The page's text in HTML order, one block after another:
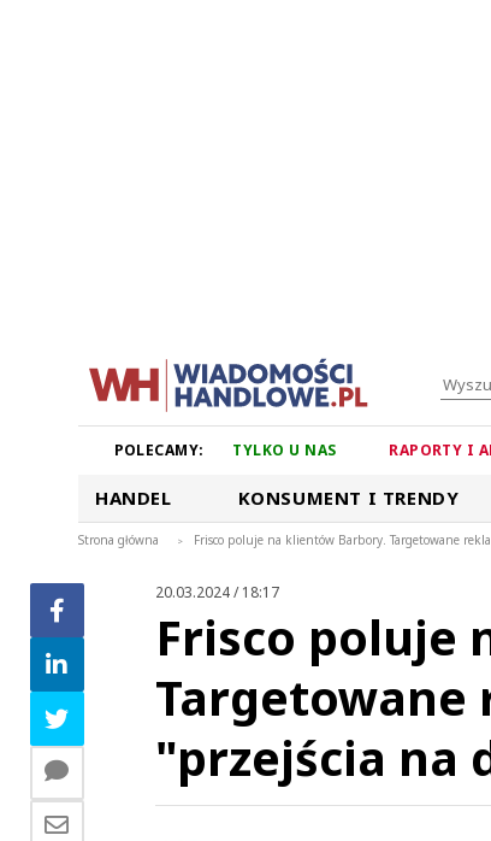
POLECAMY: TYLKO U NAS RAPORTY I
HANDEL KONSUMENT I TRENDY
Strona główna > Frisco poluje na klientów Barbory. Targetowane
20.03.2024 / 18:17
Frisco poluje
Targetowane
"przejścia na